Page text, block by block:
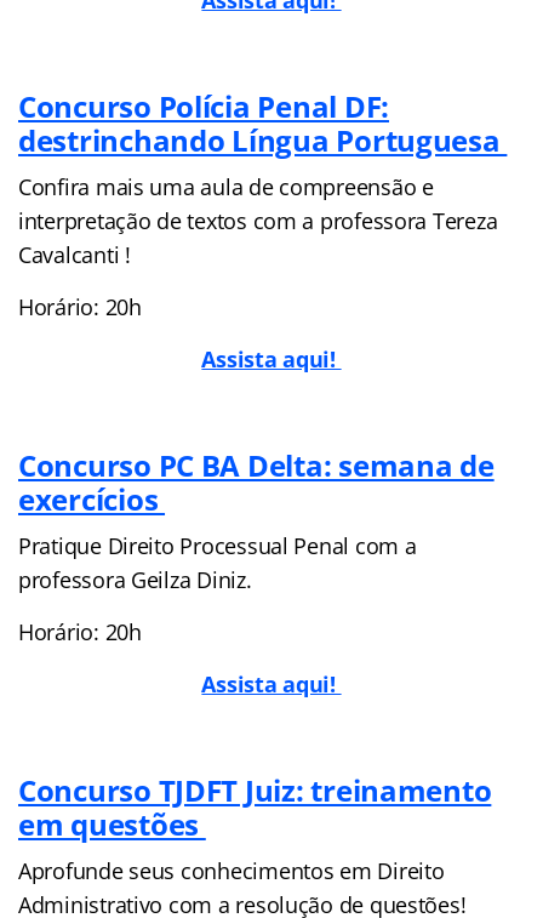
Concurso Polícia Penal DF:
destrinchando Língua Portuguesa
Confira mais uma aula de compreensão e
interpretação de textos com a professora Tereza
Cavalcanti !
Horário: 20h
Assista aqui!
Concurso PC BA Delta: semana de
exercícios
Pratique Direito Processual Penal com a
professora Geilza Diniz.
Horário: 20h
Assista aqui!
Concurso TJDFT Juiz: treinamento
em questões
Aprofunde seus conhecimentos em Direito
Administrativo com a resolução de questões!